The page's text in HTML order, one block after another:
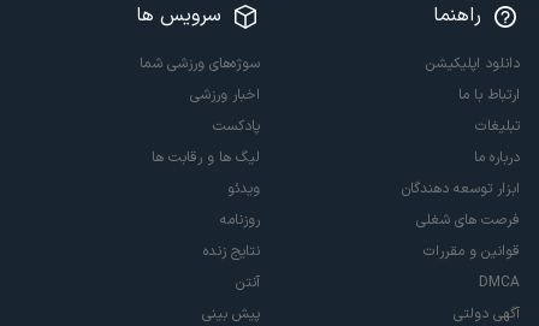
راهنما
دانلود اپلیکیشن
ارتباط با ما
تبلیغات
درباره ما
ابزار توسعه دهندگان
فرصت های شغلی
قوانین و مقررات
DMCA
آگهی دولتی
سرویس ها
سوژه‌های ورزشی شما
اخبار ورزشی
پادکست
لیگ ها و رقابت ها
ویدئو
روزنامه
نتایج زنده
آنتن
پیش بینی